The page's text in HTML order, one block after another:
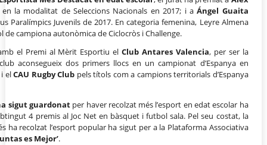
la modalitat de Seleccions Nacionals en 2017; i aÁngel Guaita
Paralímpics Juvenils de 2017. En categoria femenina, Leyre Almena
campiona autonòmica de Ciclocròs i Challenge.
el Premi al Mèrit Esportiu elClub Antares Valencia, per ser la
aconsegueix dos primers llocs en un campionat d’Espanya en
i elCAU Rugby Club pels títols com a campions territorials d’Espanya
sigut guardonat per haver recolzat més l’esport en edat escolar ha
4 premis al Joc Net en bàsquet i futbol sala. Pel seu costat, la
ha recolzat l’esport popular ha sigut per a la Plataforma Associativa
es Mejor’.